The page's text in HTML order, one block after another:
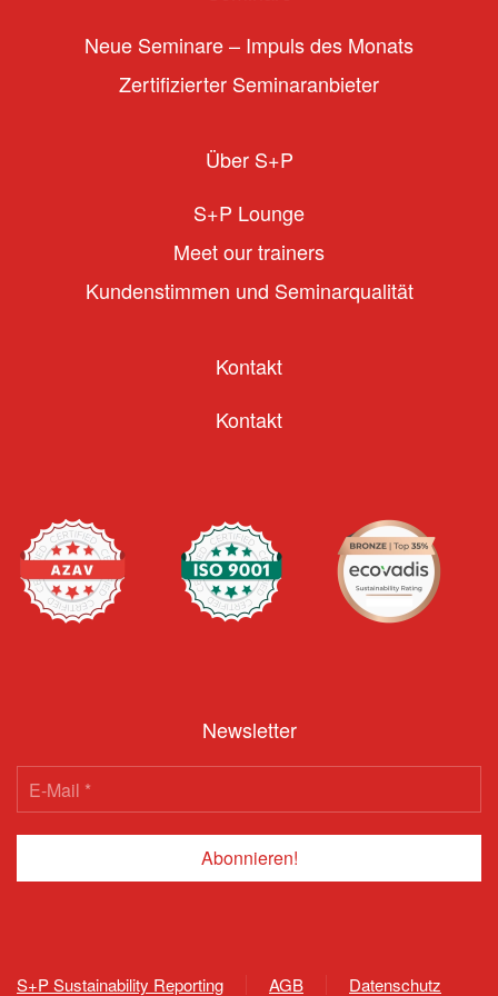
Neue Seminare – Impuls des Monats
Zertifizierter Seminaranbieter
Über S+P
S+P Lounge
Meet our trainers
Kundenstimmen und Seminarqualität
Kontakt
Kontakt
Newsletter
S+P Sustainability Reporting AGB Datenschutz